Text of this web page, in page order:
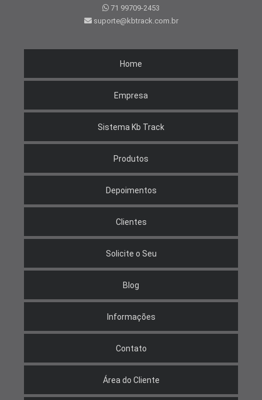
71 99709-2453
suporte@kbtrack.com.br
Home
Empresa
Sistema Kb Track
Produtos
Depoimentos
Clientes
Solicite o Seu
Blog
Informações
Contato
Área do Cliente